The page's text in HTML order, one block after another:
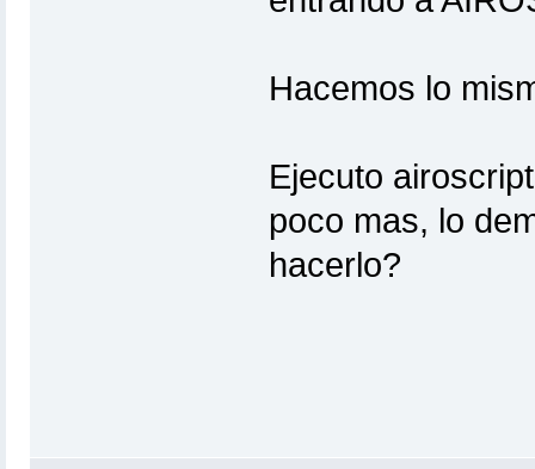
Hacemos lo
Ejecuto
poco mas, lo
hacerlo?